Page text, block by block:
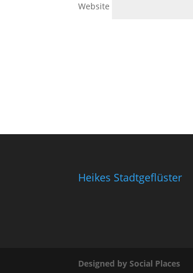
Website
Heikes Stadtgeflüster
Designed by Social Places